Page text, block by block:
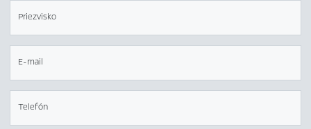
Priezvisko
E-mail
Telefón